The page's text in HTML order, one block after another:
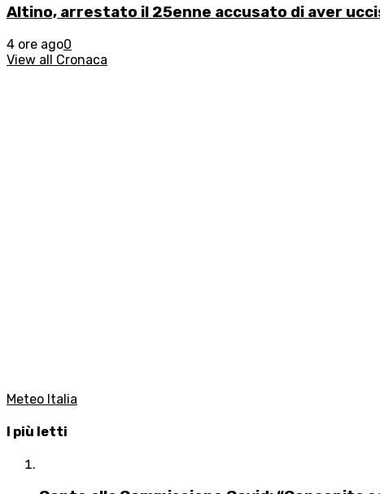
Altino, arrestato il 25enne accusato di aver
4 ore ago0
View all Cronaca
Meteo Italia
I più letti